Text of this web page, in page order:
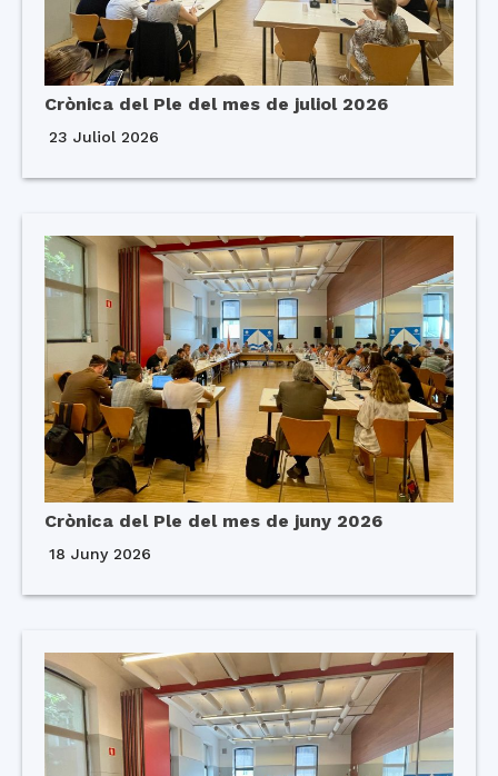
Crònica del Ple del mes de juliol 2026
23 Juliol 2026
Crònica del Ple del mes de juny 2026
18 Juny 2026